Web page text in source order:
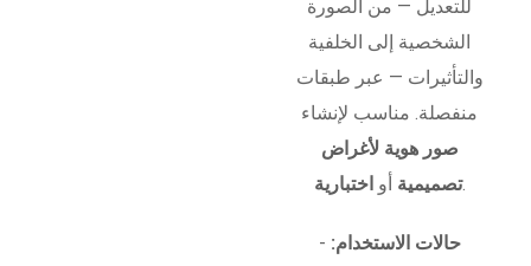
للتعديل — من الصورة
الشخصية إلى الخلفية
والتأثيرات — عبر طبقات
منفصلة. مناسب لإنشاء
صور هوية لأغراض
تصميمية أو اختبارية .
حالات الاستخدام: -